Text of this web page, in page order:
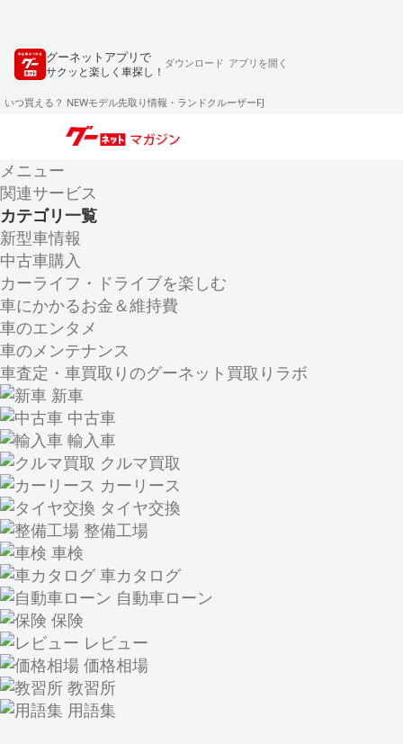
グーネットアプリで
サクッと楽しく車探し！
ダウンロード アプリを開く
いつ買える？ NEWモデル先取り情報・ランドクルーザーFJ
メニュー
関連サービス
カテゴリ一覧
新型車情報
中古車購入
カーライフ・ドライブを楽しむ
車にかかるお金＆維持費
車のエンタメ
車のメンテナンス
車査定・車買取りのグーネット買取りラボ
新車
中古車
輸入車
クルマ買取
カーリース
タイヤ交換
整備工場
車検
車カタログ
自動車ローン
保険
レビュー
価格相場
教習所
用語集